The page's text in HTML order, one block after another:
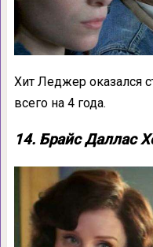
Хит Леджер оказался
всего на 4 года.
14. Брайс Даллас